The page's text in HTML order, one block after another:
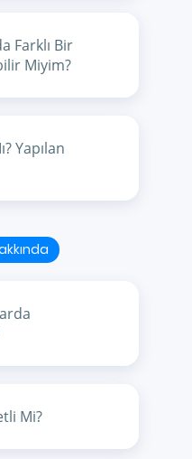
Farklı Bir
Miyim?
Yapılan
Mi?